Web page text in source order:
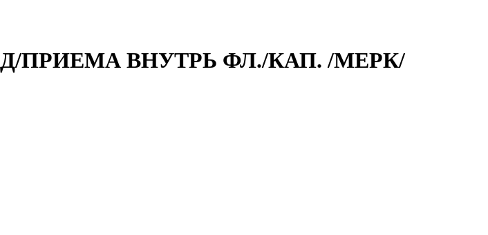
ПРИЕМА ВНУТРЬ ФЛ./КАП. /МЕРК/